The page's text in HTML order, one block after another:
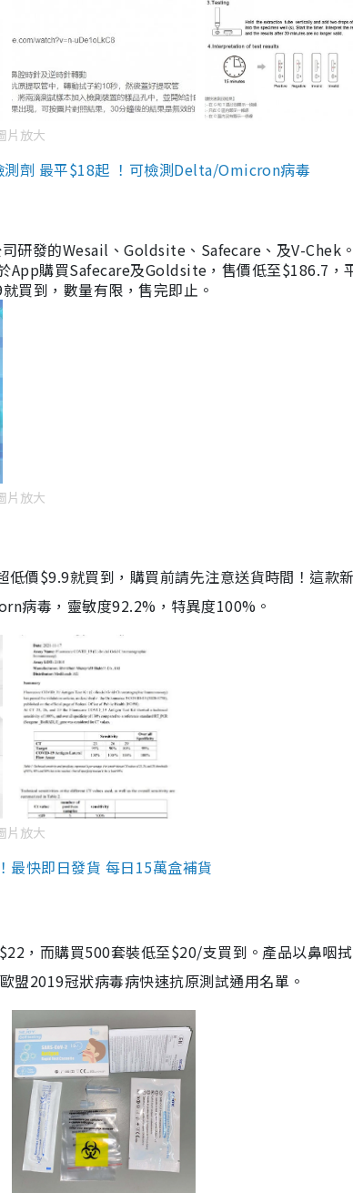
片放大
測劑 最平$18起 ！可檢測Delta/Omicron病毒
研發的Wesail、Goldsite、Safecare、及V-Chek
App購買Safecare及Goldsite，售價低至$186.7，
買到，數量有限，售完即止。
片放大
價$9.9就買到，購買前請先注意送貨時間！這款
病毒，靈敏度92.2%，特異度100%。
片放大
最快即日發貨 每日15萬盒補貨
，而購買500套裝低至$20/支買到。產品以鼻咽
盟2019冠狀病毒病快速抗原測試通用名單。